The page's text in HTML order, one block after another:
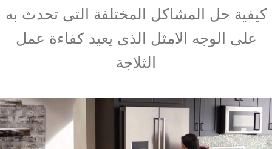
كيفية حل المشاكل المختلفة التى تحدث به
على الوجه الامثل الذى يعيد كفاءة عمل
الثلاجة